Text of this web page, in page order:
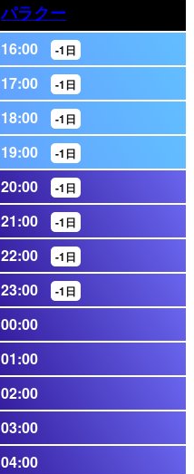
パラクー
16:00 -1日
17:00 -1日
18:00 -1日
19:00 -1日
20:00 -1日
21:00 -1日
22:00 -1日
23:00 -1日
00:00
01:00
02:00
03:00
04:00